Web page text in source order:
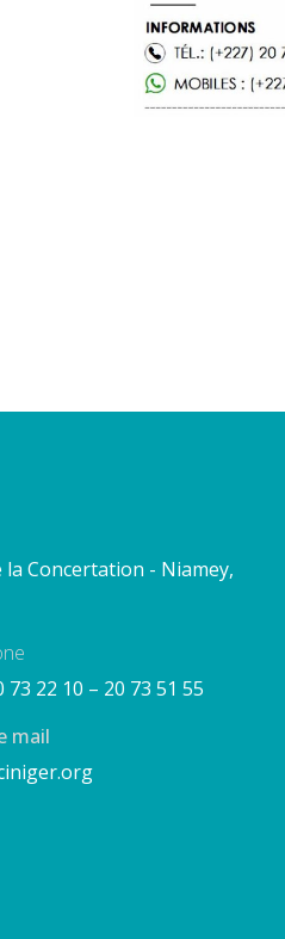
la Concertation - Niamey,
73 22 10 – 20 73 51 55
mail